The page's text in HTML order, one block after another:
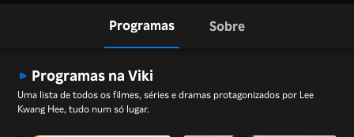
Programas Sobre
Programas na Viki
Uma lista de todos os filmes, séries e dramas protagonizados por Lee
Kwang Hee, tudo num só lugar.